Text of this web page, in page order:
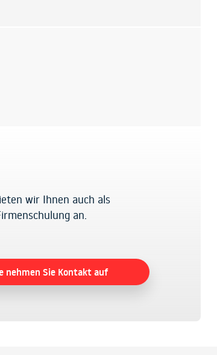
wir Ihnen auch als
an.
nehmen Sie Kontakt auf